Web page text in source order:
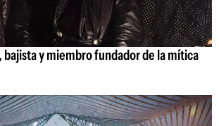
bajista y miembro fundador de la mítica